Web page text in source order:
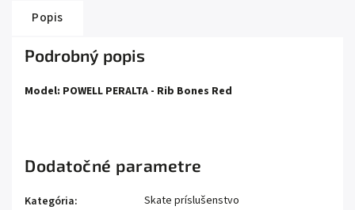
Popis
Podrobný popis
Model: POWELL PERALTA - Rib Bones Red
Dodatočné parametre
Kategória:
Skate príslušenstvo